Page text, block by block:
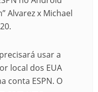
Alvarez x Michael
usar a
local dos EUA
conta ESPN. O